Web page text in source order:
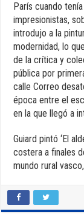
París cuando
impresionistas,
introdujo a la
modernidad, lo
de la crítica y
pública por
calle Correo
época entre el
en la que llegó a
Guiard pintó ‘El
costera a finales
mundo rural